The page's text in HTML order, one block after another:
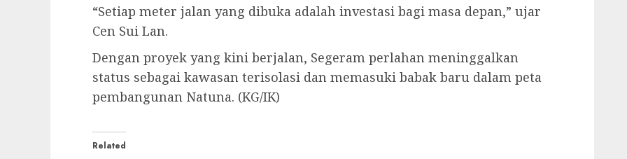
“Setiap meter jalan yang dibuka adalah investasi bagi masa depan,” ujar
Cen Sui Lan.
Dengan proyek yang kini berjalan, Segeram perlahan meninggalkan
status sebagai kawasan terisolasi dan memasuki babak baru dalam peta
pembangunan Natuna. (KG/IK)
Related